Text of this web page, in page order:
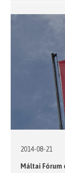
2014-08-21
Máltai Fórum